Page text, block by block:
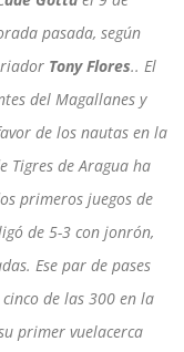
pasada, según
Tony Flores.. El
del Magallanes y
de los nautas en la
Tigres de Aragua ha
primeros juegos de
de 5-3 con jonrón,
Ese par de pases
de las 300 en la
primer vuelacerca